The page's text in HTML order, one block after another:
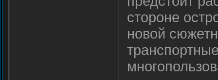
стороне
новой